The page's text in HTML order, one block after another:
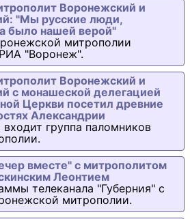
Воронежский и
"Мы русские люди,
было нашей верой"
митрополии
"Воронеж".
Воронежский и
с монашеской делегацией
Церкви посетил древние
Александрии
группа паломников
вместе" с митрополитом
Леонтием
телеканала "Губерния" с
митрополии.